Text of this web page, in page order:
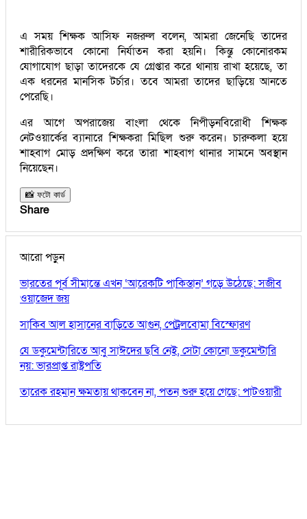
এ সময় শিক্ষক আসিফ নজরুল বলেন, আমরা জেনেছি তাদের
শারীরিকভাবে কোনো নির্যাতন করা হয়নি। কিন্তু কোনোরকম
যোগাযোগ ছাড়া তাদেরকে যে গ্রেপ্তার করে থানায় রাখা হয়েছে, তা
এক ধরনের মানসিক টর্চার। তবে আমরা তাদের ছাড়িয়ে আনতে
পেরেছি।
এর আগে অপরাজেয় বাংলা থেকে নিপীড়নবিরোধী শিক্ষক
নেটওয়ার্কের ব্যানারে শিক্ষকরা মিছিল শুরু করেন। চারুকলা হয়ে
শাহবাগ মোড় প্রদক্ষিণ করে তারা শাহবাগ থানার সামনে অবস্থান
নিয়েছেন।
📸 ফটো কার্ড
Share
আরো পড়ুন
ভারতের পূর্ব সীমান্তে এখন ‘আরেকটি পাকিস্তান’ গড়ে উঠেছে: সজীব
ওয়াজেদ জয়
সাকিব আল হাসানের বাড়িতে আগুন, পেট্রলবোমা বিস্ফোরণ
যে ডকুমেন্টারিতে আবু সাঈদের ছবি নেই, সেটা কোনো ডকুমেন্টারি
নয়: ভারপ্রাপ্ত রাষ্ট্রপতি
তারেক রহমান ক্ষমতায় থাকবেন না, পতন শুরু হয়ে গেছে: পাটওয়ারী